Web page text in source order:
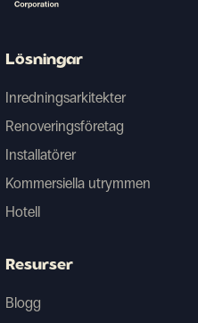
Lösningar
Inredningsarkitekter
Renoveringsföretag
Installatörer
Kommersiella utrymmen
Hotell
Resurser
Blogg